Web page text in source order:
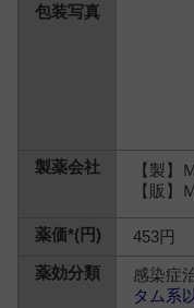
【製
【販
453円
感染症
タム系